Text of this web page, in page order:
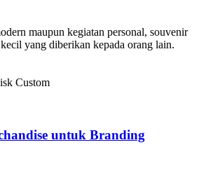
maupun kegiatan personal, souvenir
yang diberikan kepada orang lain.
untuk Branding